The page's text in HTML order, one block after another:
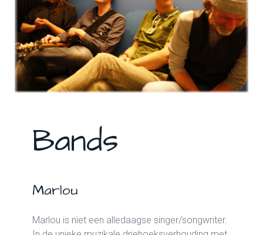
Bands
Marlou
Marlou is niet een alledaagse singer/songwriter.